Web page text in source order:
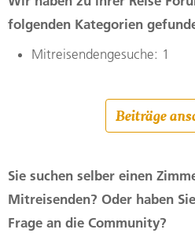
folgenden Kategorien
Mitreisendengesuche: 1
Beiträge
Sie suchen selber einen
Mitreisenden? Oder haben
Frage an die Community?